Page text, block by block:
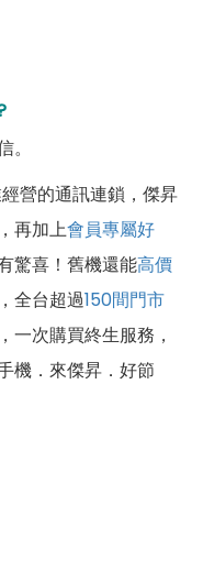
營的通訊連鎖，傑昇
再加上會員專屬好
驚喜！舊機還能高價
全台超過150間門市
一次購買終生服務，
機．來傑昇．好節